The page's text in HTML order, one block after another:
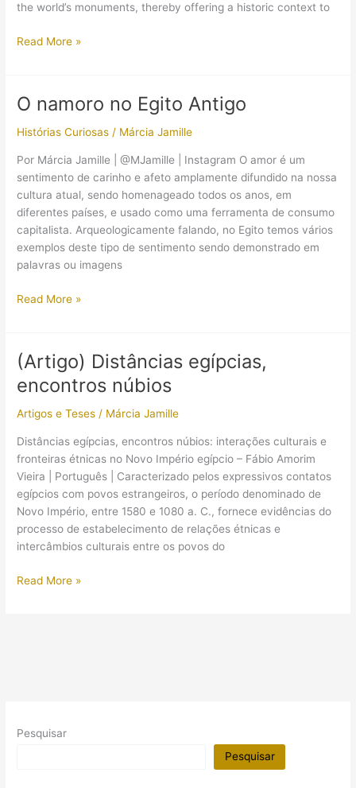
the world’s monuments, thereby offering a historic context to
(Call
Conference
on
of
Architectural
Heritage
(CAH)
Read More »
O namoro no Egito Antigo
Histórias Curiosas / Márcia Jamille
Por Márcia Jamille | @MJamille | Instagram O amor é um
sentimento de carinho e afeto amplamente difundido na nossa
cultura atual, sendo homenageado todos os anos, em
diferentes países, e usado como uma ferramenta de consumo
capitalista. Arqueologicamente falando, no Egito temos vários
exemplos deste tipo de sentimento sendo demonstrado em
palavras ou imagens
O
Egito
Antigo
Read More »
(Artigo) Distâncias egípcias,
encontros núbios
Artigos e Teses / Márcia Jamille
Distâncias egípcias, encontros núbios: interações culturais e
fronteiras étnicas no Novo Império egípcio – Fábio Amorim
Vieira | Português | Caracterizado pelos expressivos contatos
egípcios com povos estrangeiros, o período denominado de
Novo Império, entre 1580 e 1080 a. C., fornece evidências do
processo de estabelecimento de relações étnicas e
intercâmbios culturais entre os povos do
(Artigo)
Read More »
Pesquisar
Pesquisar